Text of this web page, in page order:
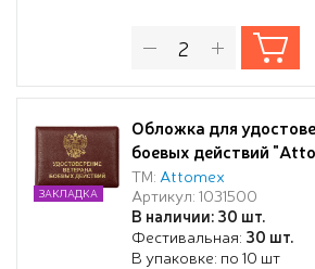
Обложка для
боевых действий
глянцевая эко кожа,
тиснением фольгой, с
пухлая,
ТМ: Attomex
Артикул: 1031500
В наличии: 30 шт.
Фестивальная: 30 шт.
В упаковке: по 10 шт
ЗАКЛАДКА